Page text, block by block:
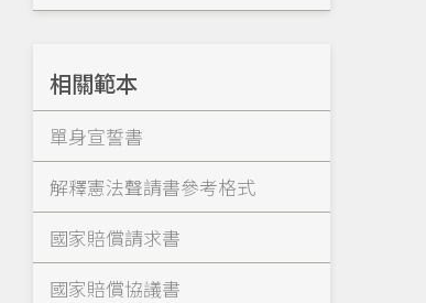
相關範本
單身宣誓書
解釋憲法聲請書參考格式
國家賠償請求書
國家賠償協議書